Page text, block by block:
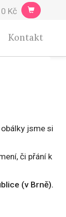
0 Kč
Kontakt
jsme si
či přání k
(v Brně).